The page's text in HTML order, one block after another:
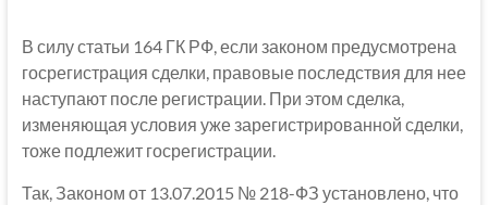
В силу статьи 164 ГК РФ, если законом предусмотрена
госрегистрация сделки, правовые последствия для нее
наступают после регистрации. При этом сделка,
изменяющая условия уже зарегистрированной сделки,
тоже подлежит госрегистрации.
Так, Законом от 13.07.2015 № 218-ФЗ установлено, что